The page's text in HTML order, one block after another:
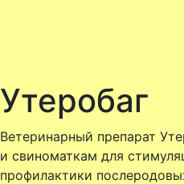
Утеробаг
Ветеринарный препарат
и свиноматкам для
профилактики